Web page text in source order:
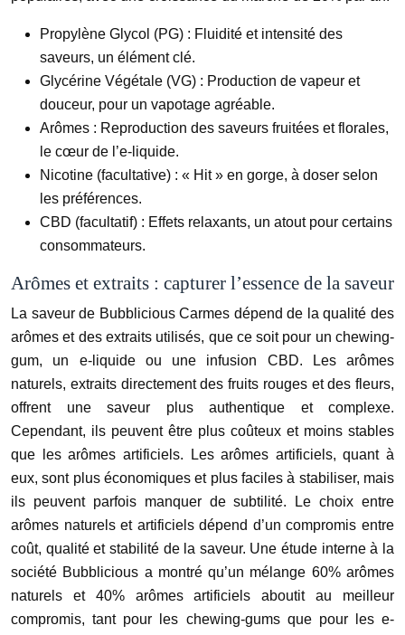
Propylène Glycol (PG) : Fluidité et intensité des
saveurs, un élément clé.
Glycérine Végétale (VG) : Production de vapeur et
douceur, pour un vapotage agréable.
Arômes : Reproduction des saveurs fruitées et florales,
le cœur de l’e-liquide.
Nicotine (facultative) : « Hit » en gorge, à doser selon
les préférences.
CBD (facultatif) : Effets relaxants, un atout pour certains
consommateurs.
Arômes et extraits : capturer l’essence de la saveur
La saveur de Bubblicious Carmes dépend de la qualité des
arômes et des extraits utilisés, que ce soit pour un chewing-
gum, un e-liquide ou une infusion CBD. Les arômes
naturels, extraits directement des fruits rouges et des fleurs,
offrent une saveur plus authentique et complexe.
Cependant, ils peuvent être plus coûteux et moins stables
que les arômes artificiels. Les arômes artificiels, quant à
eux, sont plus économiques et plus faciles à stabiliser, mais
ils peuvent parfois manquer de subtilité. Le choix entre
arômes naturels et artificiels dépend d’un compromis entre
coût, qualité et stabilité de la saveur. Une étude interne à la
société Bubblicious a montré qu’un mélange 60% arômes
naturels et 40% arômes artificiels aboutit au meilleur
compromis, tant pour les chewing-gums que pour les e-